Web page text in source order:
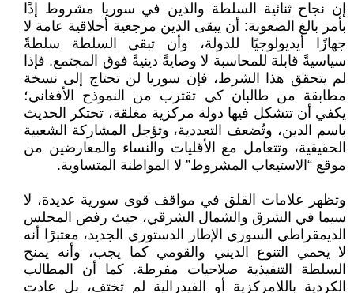
إن نجاح ثنائية السلطة والدين في سوريا مشروط إذًا
بأمر بالغ الصعوبة: أن يبقى الدين مرجعية أخلاقية عامة لا
جهازًا أيديولوجيًا للدولة، وأن تبقى السلطة سلطةً
سياسيةً قابلة للمحاسبة لا وصايةً دينيةً فوق المجتمع. فإذا
لم يتحقق هذا الشرط، فإن سوريا لن تحتاج إلى نسخة
مطابقة من طالبان كي تقترب من النموذج الأفغاني؛
يكفي أن تتشكل فيها دولة مركزية مغلقة، تحتكر الحديث
باسم الدين، وتُضعف التعددية، وتؤجل المشاركة الشعبية
الحقيقية، وتتعامل مع الأقليات والنساء والمعارضين من
موقع “الاستيعاب المشروط” لا المواطنة المتساوية.
وتظهر علامات القلق في مواقف قوى سورية عديدة، لا
سيما في الشرق والشمال الشرقي، حيث رفض المجلس
الديمقراطي السوري الإطار الدستوري الجديد، معتبرًا أنه
لا يحمي التنوع الديني والقومي كما يجب، وأنه يمنح
السلطة التنفيذية صلاحيات مفرطة. كما أن المطالب
الكردية باللامركزية أو الفيدرالية لم تختف، بل عادت